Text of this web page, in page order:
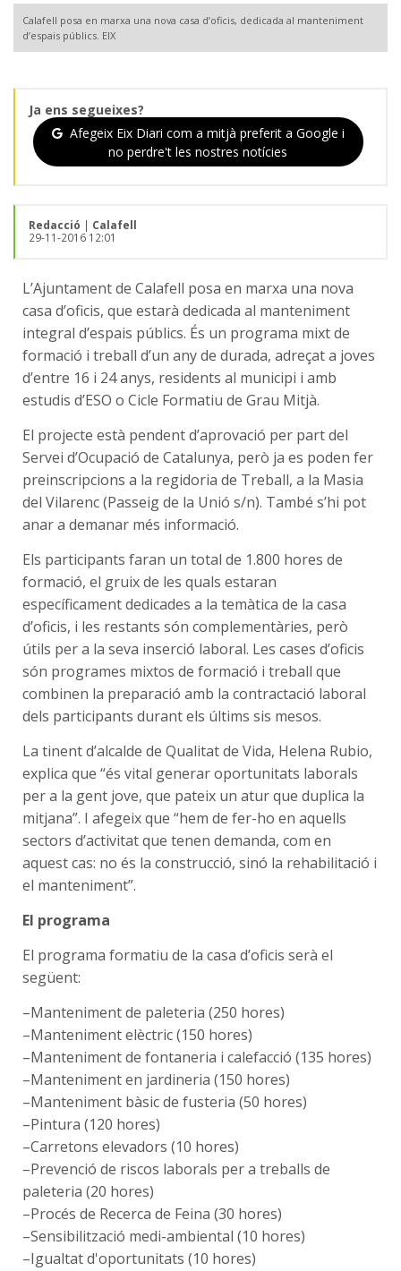
Calafell posa en marxa una nova casa d’oficis, dedicada al manteniment
d’espais públics. EIX
Ja ens segueixes?
Afegeix Eix Diari com a mitjà preferit a Google i
no perdre't les nostres notícies
Redacció | Calafell
29-11-2016 12:01
L’Ajuntament de Calafell posa en marxa una nova
casa d’oficis, que estarà dedicada al manteniment
integral d’espais públics. És un programa mixt de
formació i treball d’un any de durada, adreçat a joves
d’entre 16 i 24 anys, residents al municipi i amb
estudis d’ESO o Cicle Formatiu de Grau Mitjà.
El projecte està pendent d’aprovació per part del
Servei d’Ocupació de Catalunya, però ja es poden fer
preinscripcions a la regidoria de Treball, a la Masia
del Vilarenc (Passeig de la Unió s/n). També s’hi pot
anar a demanar més informació.
Els participants faran un total de 1.800 hores de
formació, el gruix de les quals estaran
específicament dedicades a la temàtica de la casa
d’oficis, i les restants són complementàries, però
útils per a la seva inserció laboral. Les cases d’oficis
són programes mixtos de formació i treball que
combinen la preparació amb la contractació laboral
dels participants durant els últims sis mesos.
La tinent d’alcalde de Qualitat de Vida, Helena Rubio,
explica que “és vital generar oportunitats laborals
per a la gent jove, que pateix un atur que duplica la
mitjana”. I afegeix que “hem de fer-ho en aquells
sectors d’activitat que tenen demanda, com en
aquest cas: no és la construcció, sinó la rehabilitació i
el manteniment”.
El programa
El programa formatiu de la casa d’oficis serà el
següent:
–Manteniment de paleteria (250 hores)
–Manteniment elèctric (150 hores)
–Manteniment de fontaneria i calefacció (135 hores)
–Manteniment en jardineria (150 hores)
–Manteniment bàsic de fusteria (50 hores)
–Pintura (120 hores)
–Carretons elevadors (10 hores)
–Prevenció de riscos laborals per a treballs de
paleteria (20 hores)
–Procés de Recerca de Feina (30 hores)
–Sensibilització medi-ambiental (10 hores)
–Igualtat d'oportunitats (10 hores)